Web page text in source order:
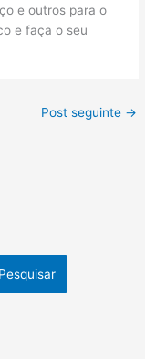
e outros para o
e faça o seu
Post seguinte →
Pesquisar